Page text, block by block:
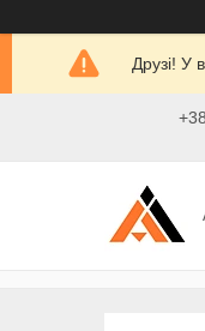
Друзі! У